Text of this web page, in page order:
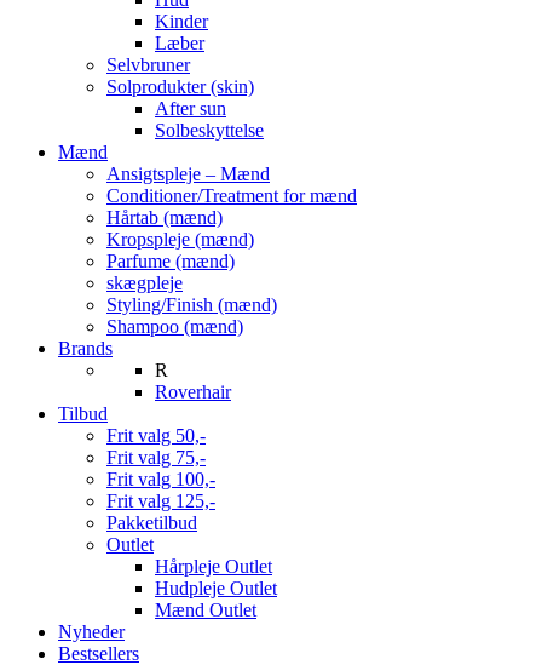
Kinder
Læber
Selvbruner
Solprodukter (skin)
After sun
Solbeskyttelse
Mænd
Ansigtspleje – Mænd
Conditioner/Treatment for mænd
Hårtab (mænd)
Kropspleje (mænd)
Parfume (mænd)
skægpleje
Styling/Finish (mænd)
Shampoo (mænd)
Brands
R
Roverhair
Tilbud
Frit valg 50,-
Frit valg 75,-
Frit valg 100,-
Frit valg 125,-
Pakketilbud
Outlet
Hårpleje Outlet
Hudpleje Outlet
Mænd Outlet
Nyheder
Bestsellers